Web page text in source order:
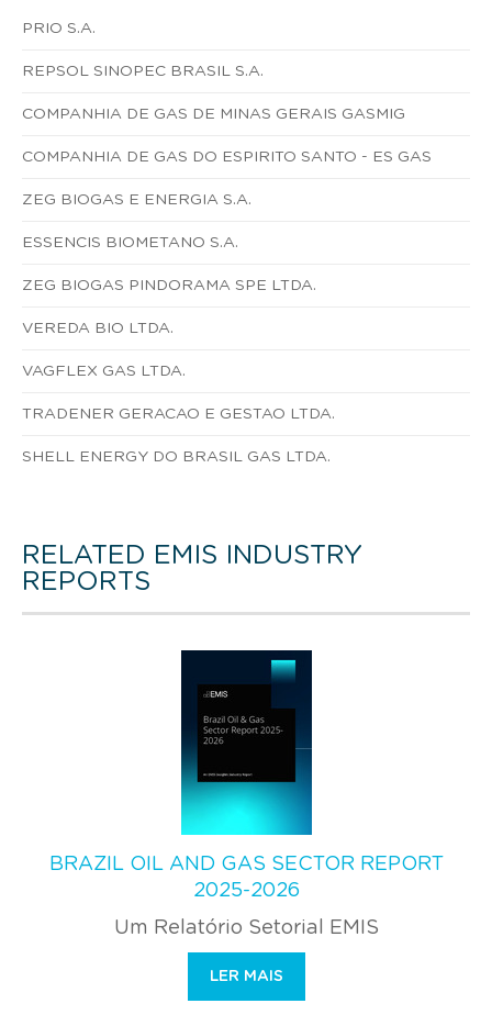
PRIO S.A.
REPSOL SINOPEC BRASIL S.A.
COMPANHIA DE GAS DE MINAS GERAIS GASMIG
COMPANHIA DE GAS DO ESPIRITO SANTO - ES GAS
ZEG BIOGAS E ENERGIA S.A.
ESSENCIS BIOMETANO S.A.
ZEG BIOGAS PINDORAMA SPE LTDA.
VEREDA BIO LTDA.
VAGFLEX GAS LTDA.
TRADENER GERACAO E GESTAO LTDA.
SHELL ENERGY DO BRASIL GAS LTDA.
RELATED EMIS INDUSTRY
REPORTS
BRAZIL OIL AND GAS SECTOR REPORT
2025-2026
Um Relatório Setorial EMIS
LER MAIS